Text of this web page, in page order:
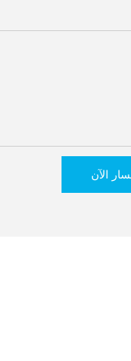
الآن